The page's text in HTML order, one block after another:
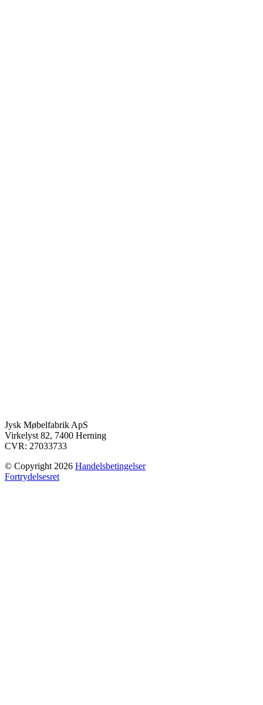
Jysk Møbelfabrik ApS
Virkelyst 82, 7400 Herning
CVR: 27033733
© Copyright 2026 Handelsbetingelser
Fortrydelsesret